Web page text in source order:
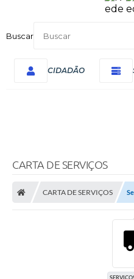
Buscar
CIDADÃO
CARTA DE SERVIÇOS
CARTA DE SERVIÇOS